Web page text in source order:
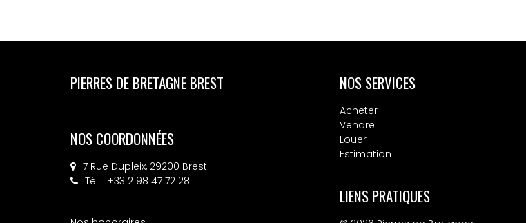
PIERRES DE BRETAGNE BREST
NOS COORDONNÉES
7 Rue Dupleix, 29200 Brest
Tél. : +33 2 98 47 72 28
NOS SERVICES
Acheter
Vendre
Louer
Estimation
LIENS PRATIQUES